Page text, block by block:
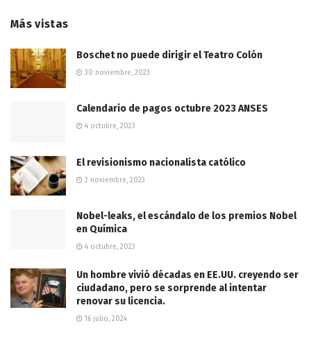
Más vistas
Boschet no puede dirigir el Teatro Colón
30 noviembre, 2023
Calendario de pagos octubre 2023 ANSES
4 octubre, 2023
El revisionismo nacionalista católico
2 noviembre, 2023
Nobel-leaks, el escándalo de los premios Nobel
en Química
4 octubre, 2023
Un hombre vivió décadas en EE.UU. creyendo ser
ciudadano, pero se sorprende al intentar
renovar su licencia.
16 julio, 2024